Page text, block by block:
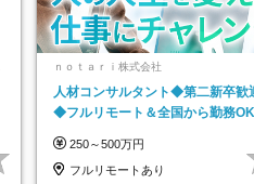
ｎｏｔａｒｉ株式会社
人材コンサルタント◆第二新卒歓
◆フルリモート＆全国から勤務
250～500万円
フルリモートあり